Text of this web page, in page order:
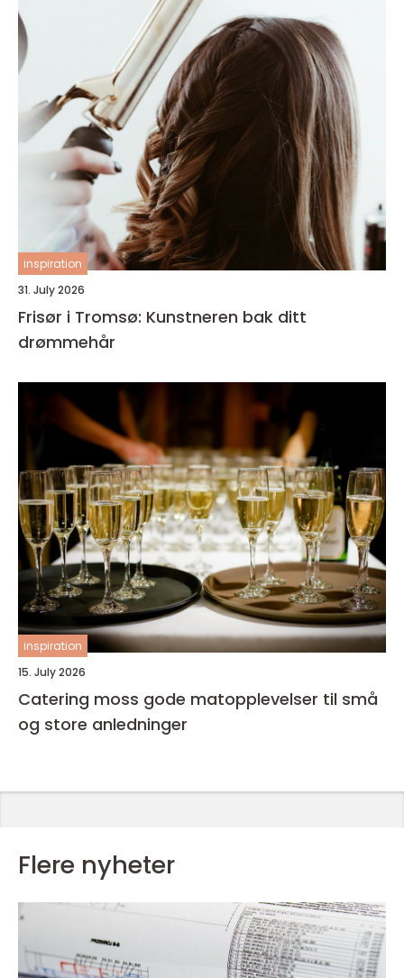
inspiration
31. July 2026
Frisør i Tromsø: Kunstneren bak ditt
drømmehår
inspiration
15. July 2026
Catering moss gode matopplevelser til små
og store anledninger
Flere nyheter